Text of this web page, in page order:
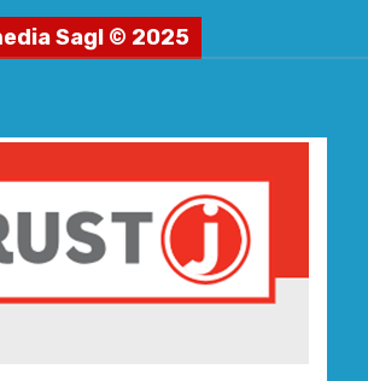
Sagl © 2025